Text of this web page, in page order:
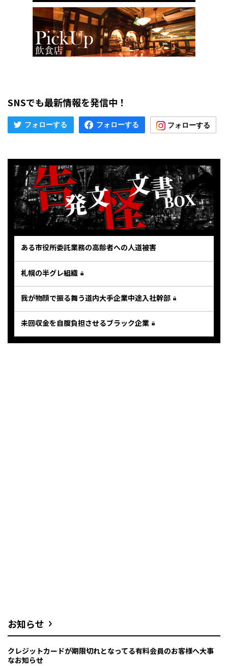
SNSでも最新情報を発信中！
ある市役所委託業務の高齢者への人道被害
札幌の半グレ組織
我が物顔で振る舞う道内大手企業中途入社幹部
未回収金を自腹負担させるブラック企業
お知らせ
クレジットカードが期限切れとなってる有料会員のお客様へ大事
なお知らせ